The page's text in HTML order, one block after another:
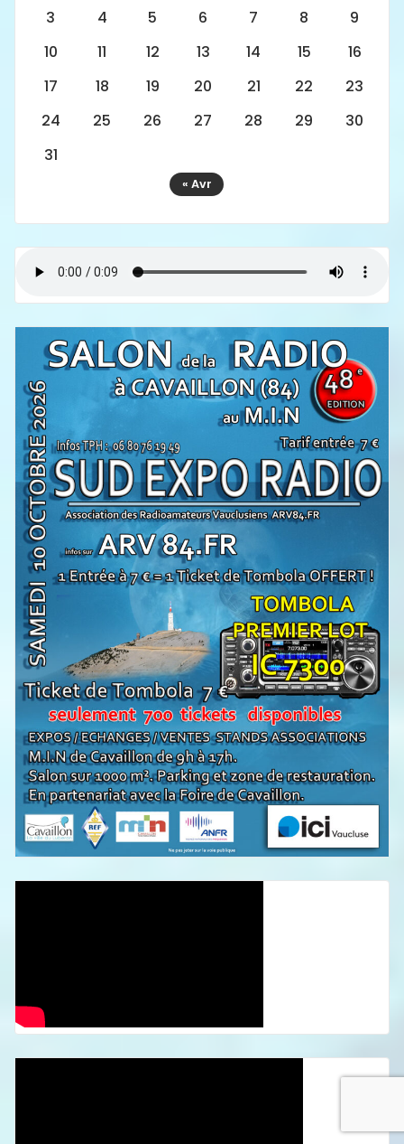
3
4 5 6 7 8
9
10
11 12 13 14 15
16
17
18 19 20 21 22
23
24
25 26 27 28 29
30
31
« Avr